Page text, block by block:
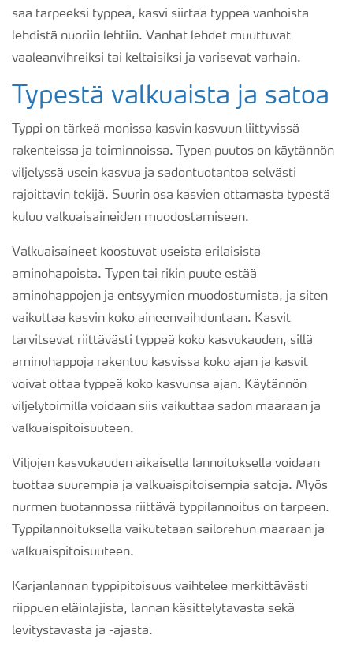
saa tarpeeksi typpeä, kasvi siirtää typpeä vanhoista
lehdistä nuoriin lehtiin. Vanhat lehdet muuttuvat
vaaleanvihreiksi tai keltaisiksi ja varisevat varhain.
Typestä valkuaista ja satoa
Typpi on tärkeä monissa kasvin kasvuun liittyvissä
rakenteissa ja toiminnoissa. Typen puutos on käytännön
viljelyssä usein kasvua ja sadontuotantoa selvästi
rajoittavin tekijä. Suurin osa kasvien ottamasta typestä
kuluu valkuaisaineiden muodostamiseen.
Valkuaisaineet koostuvat useista erilaisista
aminohapoista. Typen tai rikin puute estää
aminohappojen ja entsyymien muodostumista, ja siten
vaikuttaa kasvin koko aineenvaihduntaan. Kasvit
tarvitsevat riittävästi typpeä koko kasvukauden, sillä
aminohappoja rakentuu kasvissa koko ajan ja kasvit
voivat ottaa typpeä koko kasvunsa ajan. Käytännön
viljelytoimilla voidaan siis vaikuttaa sadon määrään ja
valkuaispitoisuuteen.
Viljojen kasvukauden aikaisella lannoituksella voidaan
tuottaa suurempia ja valkuaispitoisempia satoja. Myös
nurmen tuotannossa riittävä typpilannoitus on tarpeen.
Typpilannoituksella vaikutetaan säilörehun määrään ja
valkuaispitoisuuteen.
Karjanlannan typpipitoisuus vaihtelee merkittävästi
riippuen eläinlajista, lannan käsittelytavasta sekä
levitystavasta ja -ajasta.